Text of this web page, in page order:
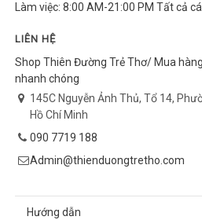
Làm việc: 8:00 AM-21:00 PM Tất cả
LIÊN HỆ
Shop Thiên Đường Trẻ Thơ/ Mua
nhanh chóng
145C Nguyễn Ảnh Thủ, Tổ 14,
Hồ Chí Minh
090 7719 188
Admin@thienduongtretho.com
Hướng dẫn